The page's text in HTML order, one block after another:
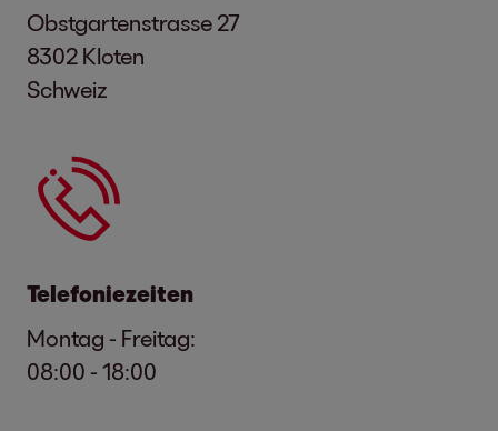
Obstgartenstrasse 27
8302 Kloten
Schweiz
Telefoniezeiten
Montag - Freitag:
08:00 - 18:00